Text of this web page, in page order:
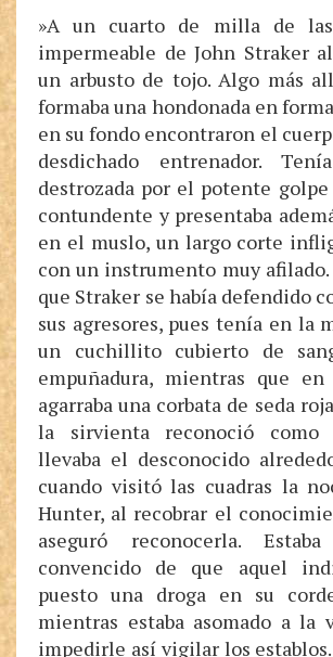
»A un cuarto de milla de
impermeable de John Straker
un arbusto de tojo. Algo más
formaba una hondonada en
en su fondo encontraron el
desdichado entrenador.
destrozada por el potente
contundente y presentaba
en el muslo, un largo corte
con un instrumento muy
que Straker se había defendido
sus agresores, pues tenía en la
un cuchillito cubierto de
empuñadura, mientras que
agarraba una corbata de seda
la sirvienta reconoció como
llevaba el desconocido
cuando visitó las cuadras la
Hunter, al recobrar el
aseguró reconocerla.
convencido de que aquel
puesto una droga en su
mientras estaba asomado a la
impedirle así vigilar los